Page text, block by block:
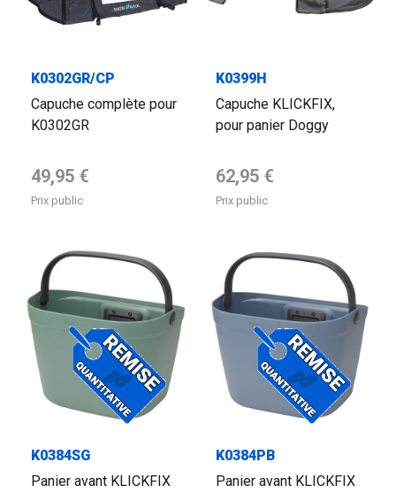
K0302GR/CP
Capuche complète pour
K0302GR
Prix de base
49,95 €
Prix public
K0399H
Capuche KLICKFIX,
pour panier Doggy
Prix de base
62,95 €
Prix public
K0384SG
Panier avant KLICKFIX
K0384PB
Panier avant KLICKFIX